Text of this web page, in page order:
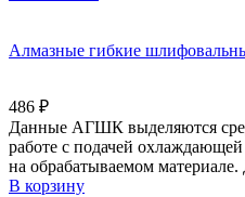
Алмазные гибкие
486 ₽
Данные АГШК выделяются
работе с подачей
на обрабатываемом материале.
В корзину